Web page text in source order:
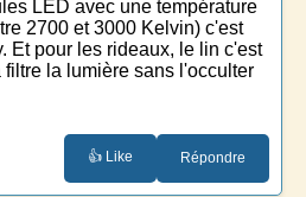
LED avec une température
2700 et 3000 Kelvin) c'est
Et pour les rideaux, le lin c'est
filtre la lumière sans l'occulter
👍 Like Répondre